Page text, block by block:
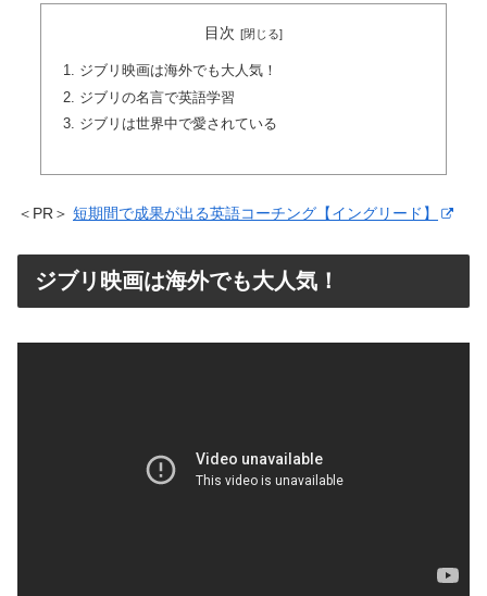
目次
ジブリ映画は海外でも大人気！
ジブリの名言で英語学習
ジブリは世界中で愛されている
＜PR＞ 短期間で成果が出る英語コーチング【イングリード】
ジブリ映画は海外でも大人気！